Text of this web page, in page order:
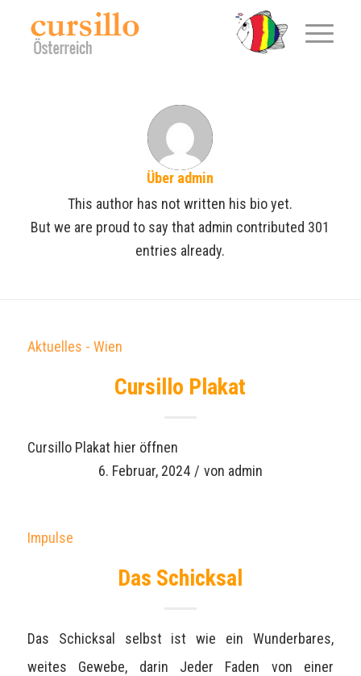
Über admin
This author has not written his bio yet.
But we are proud to say that admin contributed 301
entries already.
Aktuelles - Wien
Cursillo Plakat
Cursillo Plakat hier öffnen
6. Februar, 2024 / von admin
Impulse
Das Schicksal
Das Schicksal selbst ist wie ein Wunderbares,
weites Gewebe, darin Jeder Faden von einer